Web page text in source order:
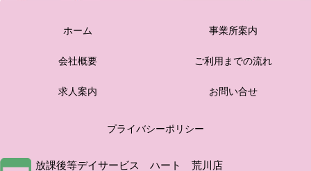
ホーム 事業所案内
会社概要 ご利用までの流れ
求人案内 お問い合せ
プライバシーポリシー
放課後等デイサービス ハート 荒川店